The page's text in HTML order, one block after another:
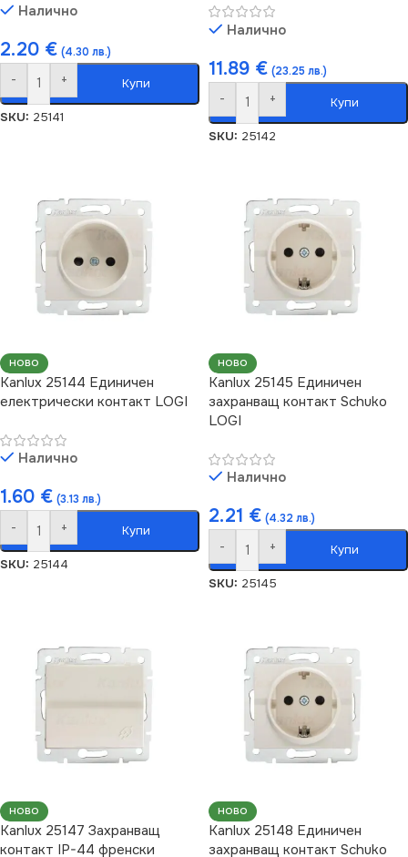
Налично
2.20 € (4.30 лв.)
- + Купи
SKU: 25141
Налично
11.89 € (23.25 лв.)
- + Купи
SKU: 25142
НОВО
Kanlux 25144 Единичен
електрически контакт LOGI
Налично
1.60 € (3.13 лв.)
- + Купи
SKU: 25144
НОВО
Kanlux 25145 Единичен
захранващ контакт Schuko
LOGI
Налично
2.21 € (4.32 лв.)
- + Купи
SKU: 25145
НОВО
Kanlux 25147 Захранващ
контакт IP-44 френски
НОВО
Kanlux 25148 Единичен
захранващ контакт Schuko